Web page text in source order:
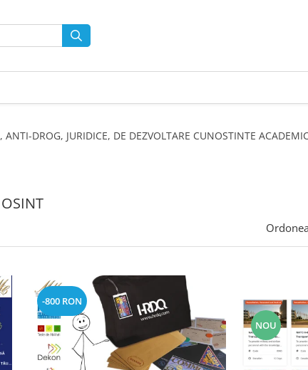
DROG, JURIDICE, DE DEZVOLTARE CUNOSTINTE
-800 RON
NOU